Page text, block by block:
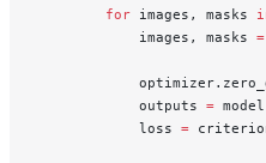
        for
images, masks
            images, masks
=
            outputs
=
            loss
=